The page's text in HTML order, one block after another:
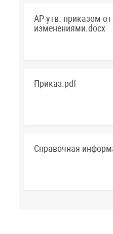
АР-утв.-приказом-
изменениями.docx
Приказ.pdf
Справочная